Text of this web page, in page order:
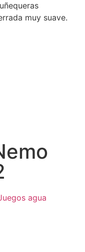
muy suave.
agua